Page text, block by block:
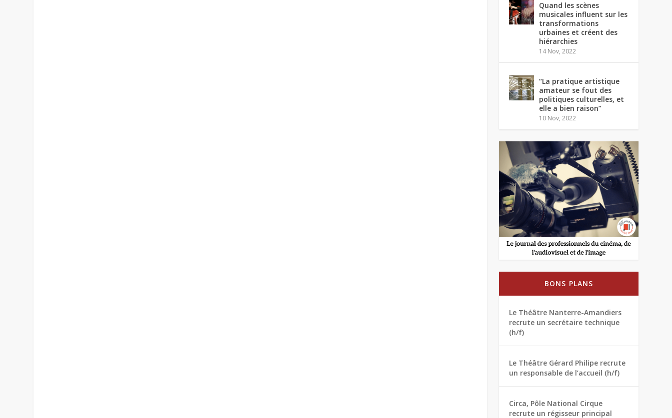
Quand les scènes
musicales influent sur les
transformations
urbaines et créent des
hiérarchies
14 Nov, 2022
“La pratique artistique
amateur se fout des
politiques culturelles, et
elle a bien raison”
10 Nov, 2022
BONS PLANS
Le Théâtre Nanterre-Amandiers
recrute un secrétaire technique
(h/f)
Le Théâtre Gérard Philipe recrute
un responsable de l’accueil (h/f)
Circa, Pôle National Cirque
recrute un régisseur principal